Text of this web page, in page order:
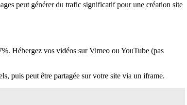
peut générer du trafic significatif pour une création site
Hébergez vos vidéos sur Vimeo ou YouTube (pas
puis peut être partagée sur votre site via un iframe.